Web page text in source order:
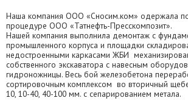
Наша компания ООО «Сносим.ком» одержала
процедуре ООО «Татнефть-Пресскомпозит».
Нашей компания выполнила демонтаж с
промышленного корпуса и площадки
недостроенными каркасами ЖБИ
собственного экскаватора с навесным
гидроножницы. Весь бой железобетона
сортировочным комплексом во вторичный
10, 10-40, 40-100 мм. с сепарированием метала.